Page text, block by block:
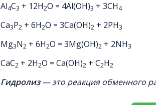
Al4C3 + 12H2O = 4Al(OH)3 + 3CH4
Ca3P2 + 6H2O = 3Ca(OH)2 + 2PH3
Mg3N2 + 6H2O = 3Mg(OH)2 + 2NH3
CaC2 + 2H2O = Ca(OH)2 + C2H2
Гидролиз— это реакция обменного